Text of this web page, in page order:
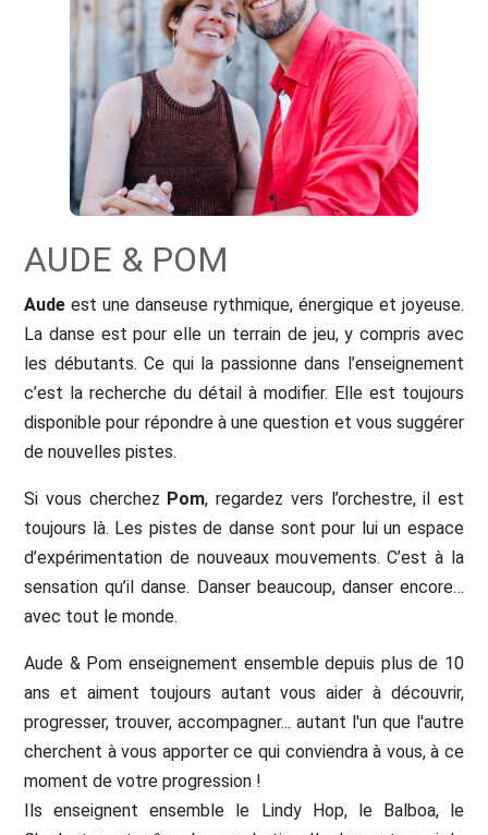
AUDE & POM
Aude est une danseuse rythmique, énergique et joyeuse.
La danse est pour elle un terrain de jeu, y compris avec
les débutants. Ce qui la passionne dans l’enseignement
c’est la recherche du détail à modifier. Elle est toujours
disponible pour répondre à une question et vous suggérer
de nouvelles pistes.
Si vous cherchez Pom, regardez vers l’orchestre, il est
toujours là. Les pistes de danse sont pour lui un espace
d’expérimentation de nouveaux mouvements. C’est à la
sensation qu’il danse. Danser beaucoup, danser encore…
avec tout le monde.
Aude & Pom enseignement ensemble depuis plus de 10
ans et aiment toujours autant vous aider à découvrir,
progresser, trouver, accompagner... autant l'un que l'autre
cherchent à vous apporter ce qui conviendra à vous, à ce
moment de votre progression !
Ils enseignent ensemble le Lindy Hop, le Balboa, le